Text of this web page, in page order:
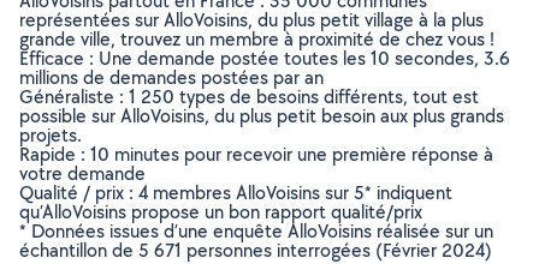
représentées sur AlloVoisins, du plus petit village à la plus
grande ville, trouvez un membre à proximité de chez vous !
Efficace : Une demande postée toutes les 10 secondes, 3.6
millions de demandes postées par an
Généraliste : 1 250 types de besoins différents, tout est
possible sur AlloVoisins, du plus petit besoin aux plus grands
projets.
Rapide : 10 minutes pour recevoir une première réponse à
votre demande
Qualité / prix : 4 membres AlloVoisins sur 5* indiquent
qu’AlloVoisins propose un bon rapport qualité/prix
* Données issues d’une enquête AlloVoisins réalisée sur un
échantillon de 5 671 personnes interrogées (Février 2024)